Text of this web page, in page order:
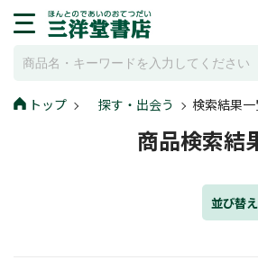
トップ 探す・出会う 検索結果
商品検索結
並び替
並び替え